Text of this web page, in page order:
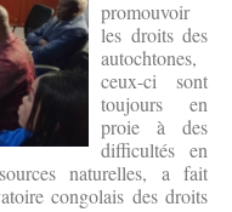
promouvoir
les droits des
autochtones,
ceux-ci sont
toujours en
proie à des
difficultés en
naturelles, a fait
congolais des droits